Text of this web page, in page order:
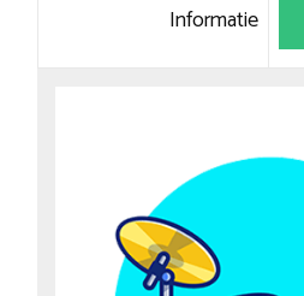
Informatie